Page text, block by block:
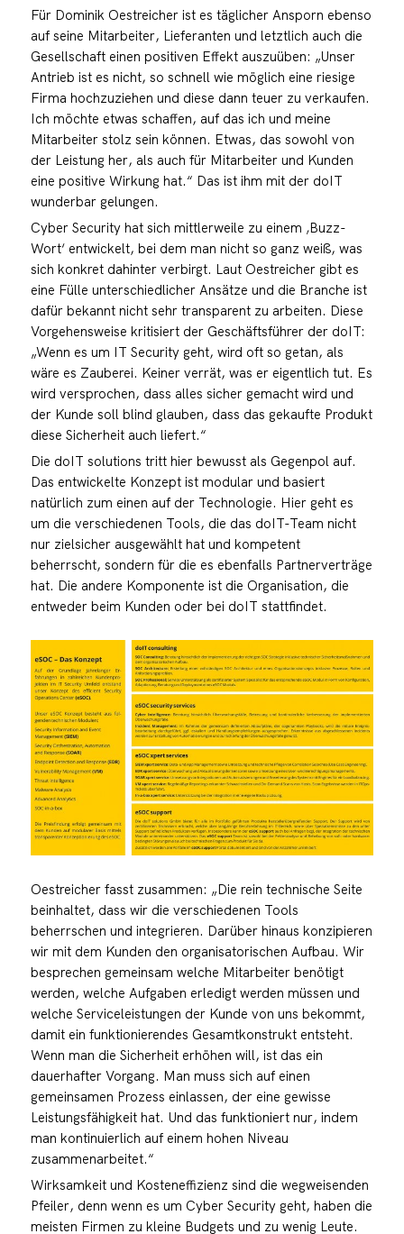
Für Dominik Oestreicher ist es täglicher Ansporn ebenso
auf seine Mitarbeiter, Lieferanten und letztlich auch die
Gesellschaft einen positiven Effekt auszuüben: „Unser
Antrieb ist es nicht, so schnell wie möglich eine riesige
Firma hochzuziehen und diese dann teuer zu verkaufen.
Ich möchte etwas schaffen, auf das ich und meine
Mitarbeiter stolz sein können. Etwas, das sowohl von
der Leistung her, als auch für Mitarbeiter und Kunden
eine positive Wirkung hat.“ Das ist ihm mit der doIT
wunderbar gelungen.
Cyber Security hat sich mittlerweile zu einem ‚Buzz-
Wort‘ entwickelt, bei dem man nicht so ganz weiß, was
sich konkret dahinter verbirgt. Laut Oestreicher gibt es
eine Fülle unterschiedlicher Ansätze und die Branche ist
dafür bekannt nicht sehr transparent zu arbeiten. Diese
Vorgehensweise kritisiert der Geschäftsführer der doIT:
„Wenn es um IT Security geht, wird oft so getan, als
wäre es Zauberei. Keiner verrät, was er eigentlich tut. Es
wird versprochen, dass alles sicher gemacht wird und
der Kunde soll blind glauben, dass das gekaufte Produkt
diese Sicherheit auch liefert.“
Die doIT solutions tritt hier bewusst als Gegenpol auf.
Das entwickelte Konzept ist modular und basiert
natürlich zum einen auf der Technologie. Hier geht es
um die verschiedenen Tools, die das doIT-Team nicht
nur zielsicher ausgewählt hat und kompetent
beherrscht, sondern für die es ebenfalls Partnerverträge
hat. Die andere Komponente ist die Organisation, die
entweder beim Kunden oder bei doIT stattfindet.
Oestreicher fasst zusammen: „Die rein technische Seite
beinhaltet, dass wir die verschiedenen Tools
beherrschen und integrieren. Darüber hinaus konzipieren
wir mit dem Kunden den organisatorischen Aufbau. Wir
besprechen gemeinsam welche Mitarbeiter benötigt
werden, welche Aufgaben erledigt werden müssen und
welche Serviceleistungen der Kunde von uns bekommt,
damit ein funktionierendes Gesamtkonstrukt entsteht.
Wenn man die Sicherheit erhöhen will, ist das ein
dauerhafter Vorgang. Man muss sich auf einen
gemeinsamen Prozess einlassen, der eine gewisse
Leistungsfähigkeit hat. Und das funktioniert nur, indem
man kontinuierlich auf einem hohen Niveau
zusammenarbeitet.“
Wirksamkeit und Kosteneffizienz sind die wegweisenden
Pfeiler, denn wenn es um Cyber Security geht, haben die
meisten Firmen zu kleine Budgets und zu wenig Leute.